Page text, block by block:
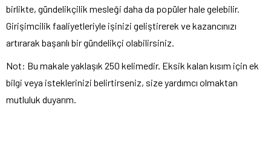
birlikte, gündelikçilik mesleği daha da popüler hale gelebilir.
Girişimcilik faaliyetleriyle işinizi geliştirerek ve kazancınızı
artırarak başarılı bir gündelikçi olabilirsiniz.
Not: Bu makale yaklaşık 250 kelimedir. Eksik kalan kısım için ek
bilgi veya isteklerinizi belirtirseniz, size yardımcı olmaktan
mutluluk duyarım.